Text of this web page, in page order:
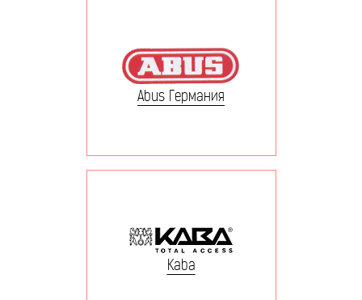
Abus Германия
Kaba